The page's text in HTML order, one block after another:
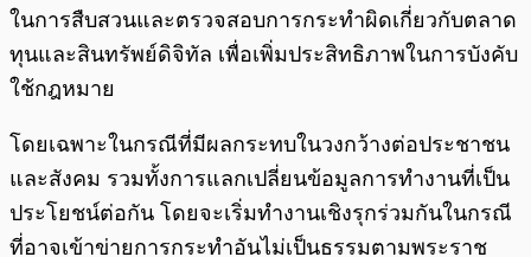
ในการสืบสวนและตรวจสอบการกระทำผิดเกี่ยวกับตลาด
ทุนและสินทรัพย์ดิจิทัล เพื่อเพิ่มประสิทธิภาพในการบังคับ
ใช้กฎหมาย
โดยเฉพาะในกรณีที่มีผลกระทบในวงกว้างต่อประชาชน
และสังคม รวมทั้งการแลกเปลี่ยนข้อมูลการทำงานที่เป็น
ประโยชน์ต่อกัน โดยจะเริ่มทำงานเชิงรุกร่วมกันในกรณี
ที่อาจเข้าข่ายการกระทำอันไม่เป็นธรรมตามพระราช